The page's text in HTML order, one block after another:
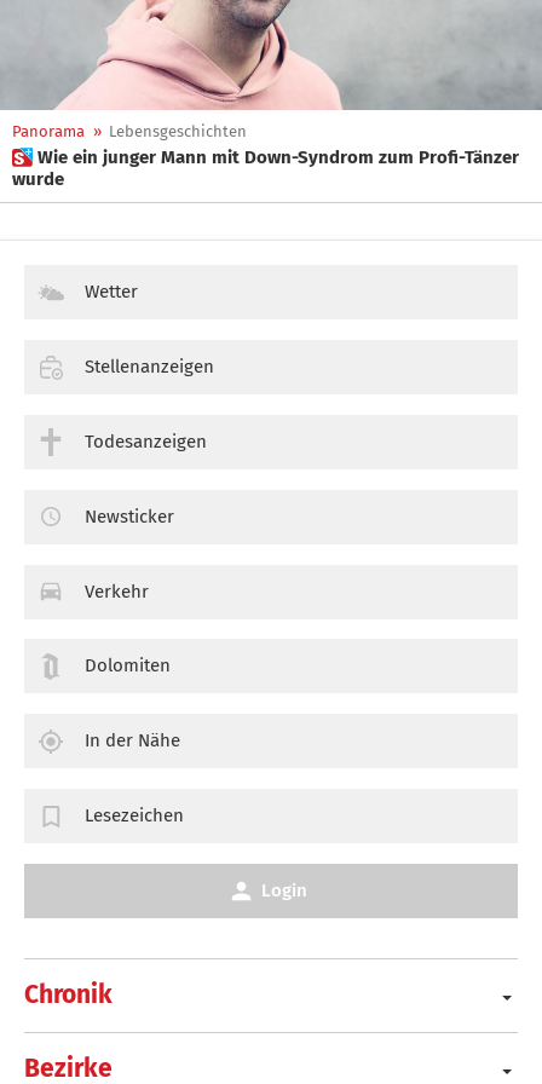
Panorama » Lebensgeschichten
 Wie ein junger Mann mit Down-Syndrom zum Profi-Tänzer
wurde
Chronik
Bezirke
Wetter
Stellenanzeigen
Todesanzeigen
Newsticker
Verkehr
Dolomiten
In der Nähe
Lesezeichen
Login